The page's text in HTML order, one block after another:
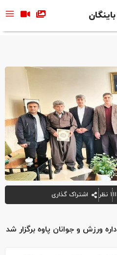
ورزش و جوانان پاوه برگزار شد
۱ نظر اشتراک گذاری